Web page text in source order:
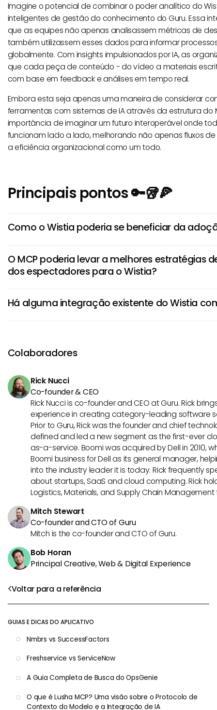
Voltar para a referência
GUIAS E DICAS DO APLICATIVO
Nmbrs vs SuccessFactors
Freshservice vs ServiceNow
A Guia Completa de Busca do OpsGenie
O que é Lusha MCP? Uma visão sobre o Protocolo de
Contexto do Modelo e a Integração de IA
Imagine o potencial de combinar o poder analítico do
inteligentes de gestão do conhecimento do Guru. Essa
que as equipes não apenas analisassem métricas de
também utilizassem esses dados para informar
globalmente. Com insights impulsionados por IA, as
que cada peça de conteúdo - do vídeo a materiais
com base em feedback e análises em tempo real.
Embora esta seja apenas uma maneira de considerar
ferramentas com sistemas de IA através da estrutura do
importância de imaginar um futuro interoperável onde
funcionam lado a lado, melhorando não apenas fluxos
a eficiência organizacional como um todo.
Principais pontos 🔑🥡🍕
Como o Wistia poderia se beneficiar da
vários sistemas de negócios, melhorando a troca de
possibilitar fluxos de trabalho mais suaves e automação
O MCP poderia levar a melhores estratégias
dos espectadores para o Wistia?
utilizar IA para analisar o comportamento dos
Há alguma integração existente do Wistia
colaborações entre sistemas de IA e plataformas de
potencialmente reformulando como as equipes de
Colaboradores
Rick Nucci
Co-founder & CEO
Rick Nucci is co-founder and CEO at Guru. Rick
experience in creating category-leading software
Prior to Guru, Rick was the founder and chief
defined and led a new segment as the first-ever
as-a-service. Boomi was acquired by Dell in 2010,
Boomi business for Dell as its general manager,
into the industry leader it is today. Rick frequently
about startups, SaaS and cloud computing. Rick
Logistics, Materials, and Supply Chain Management
Mitch Stewart
Co-founder and CTO of Guru
Mitch is the co-founder and CTO of Guru.
Bob Horan
Principal Creative, Web & Digital Experience